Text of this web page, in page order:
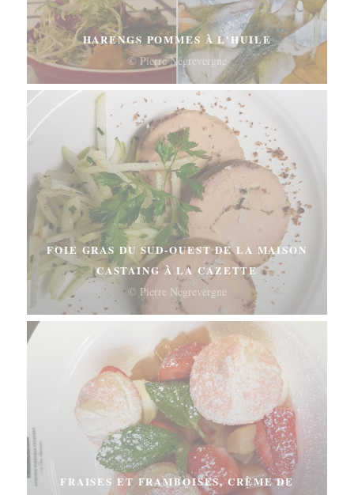
HARENGS POMMES À L'HUILE
© Pierre Négrevergne
FOIE GRAS DU SUD-OUEST DE LA MAISON
CASTAING À LA CAZETTE
© Pierre Négrevergne
FRAISES ET FRAMBOISES, CRÈME DE